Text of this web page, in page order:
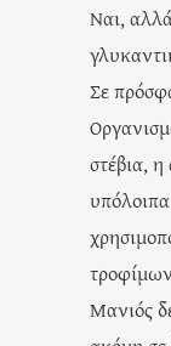
Ναι,
Σε
στέβια,
Μανιός